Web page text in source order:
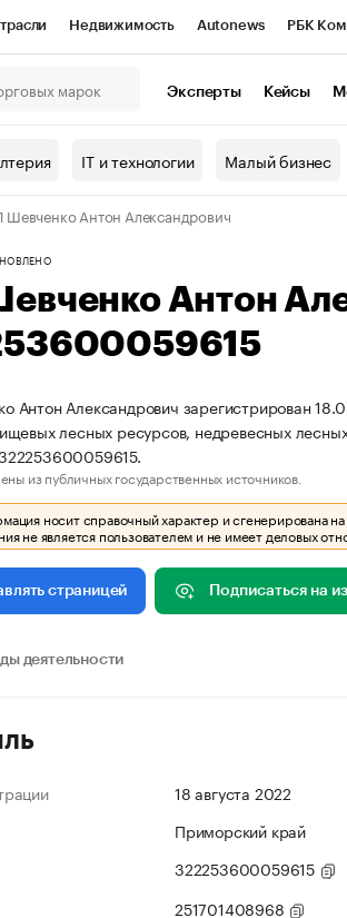
Недвижимость Autonews РБК
Проверка контрагентов
Эксперты Кейсы
IT и технологии Малый бизнес
Шевченко Антон Александрович
Антон
Антон Александрович зарегистрирован
лесных ресурсов, недревесных
из публичных государственных источников.
носит справочный характер и сгенерирована
не является пользователем и не имеет деловых
страницей Подписаться на
деятельности
18 августа 2022
Приморский край
322253600059615
251701408968